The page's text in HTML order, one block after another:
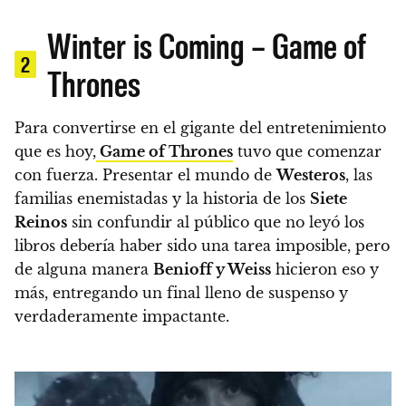
2
Winter is Coming – Game of
Thrones
Para convertirse en el gigante del entretenimiento
que es hoy, Game of Thrones tuvo que comenzar
con fuerza. Presentar el mundo deWesteros, las
familias enemistadas y la historia de los Siete
Reinos sin confundir al público que no leyó los
libros debería haber sido una tarea imposible, pero
de alguna manera Benioff y Weiss hicieron eso y
más, entregando un final lleno de suspenso y
verdaderamente impactante.